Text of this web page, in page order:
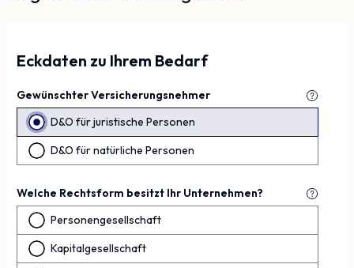
Eckdaten zu Ihrem Bedarf
Gewünschter Versicherungsnehmer
D&O für juristische Personen
D&O für natürliche Personen
Welche Rechtsform besitzt Ihr Unternehmen?
Personengesellschaft
Kapitalgesellschaft